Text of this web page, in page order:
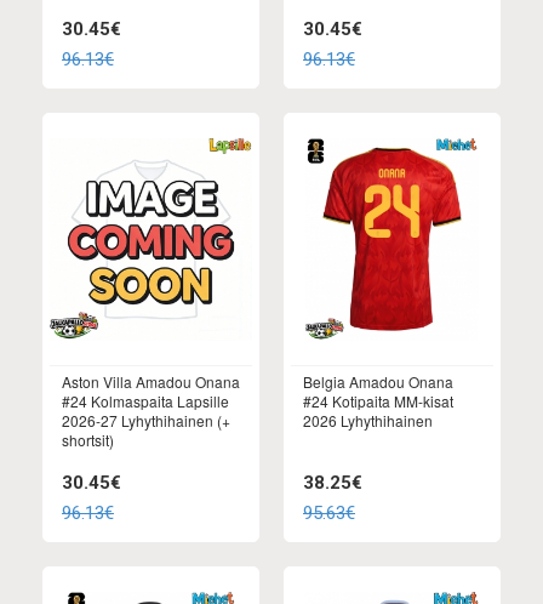
30.45€
96.13€
30.45€
96.13€
Aston Villa Amadou Onana
#24 Kolmaspaita Lapsille
2026-27 Lyhythihainen (+
shortsit)
30.45€
96.13€
Belgia Amadou Onana
#24 Kotipaita MM-kisat
2026 Lyhythihainen
38.25€
95.63€